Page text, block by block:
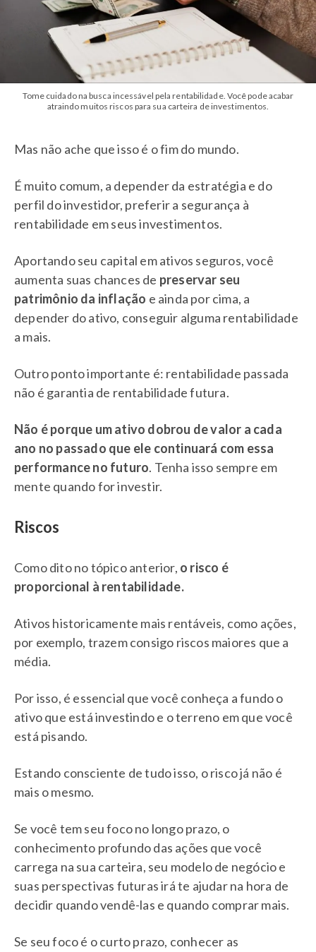
Tome cuidado na busca incessável pela rentabilidade. Você pode acabar
atraindo muitos riscos para sua carteira de investimentos.
Mas não ache que isso é o fim do mundo.
É muito comum, a depender da estratégia e do
perfil do investidor, preferir a segurança à
rentabilidade em seus investimentos.
Aportando seu capital em ativos seguros, você
aumenta suas chances de preservar seu
patrimônio da inflação e ainda por cima, a
depender do ativo, conseguir alguma rentabilidade
a mais.
Outro ponto importante é: rentabilidade passada
não é garantia de rentabilidade futura.
Não é porque um ativo dobrou de valor a cada
ano no passado que ele continuará com essa
performance no futuro. Tenha isso sempre em
mente quando for investir.
Riscos
Como dito no tópico anterior, o risco é
proporcional à rentabilidade.
Ativos historicamente mais rentáveis, como ações,
por exemplo, trazem consigo riscos maiores que a
média.
Por isso, é essencial que você conheça a fundo o
ativo que está investindo e o terreno em que você
está pisando.
Estando consciente de tudo isso, o risco já não é
mais o mesmo.
Se você tem seu foco no longo prazo, o
conhecimento profundo das ações que você
carrega na sua carteira, seu modelo de negócio e
suas perspectivas futuras irá te ajudar na hora de
decidir quando vendê-las e quando comprar mais.
Se seu foco é o curto prazo, conhecer as